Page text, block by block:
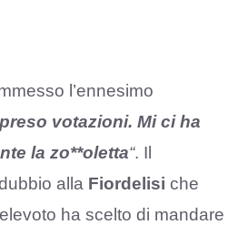
l’ennesimo
votazioni. Mi ci ha
la zo**oletta“. Il
alla Fiordelisi che
ha scelto di mandare